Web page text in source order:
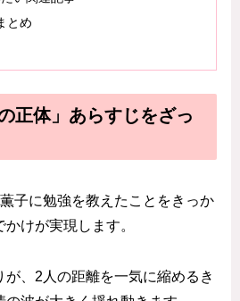
とめ
正体」あらすじをざっ
子に勉強を教えたことをきっか
けが実現します。
が、2人の距離を一気に縮めるき